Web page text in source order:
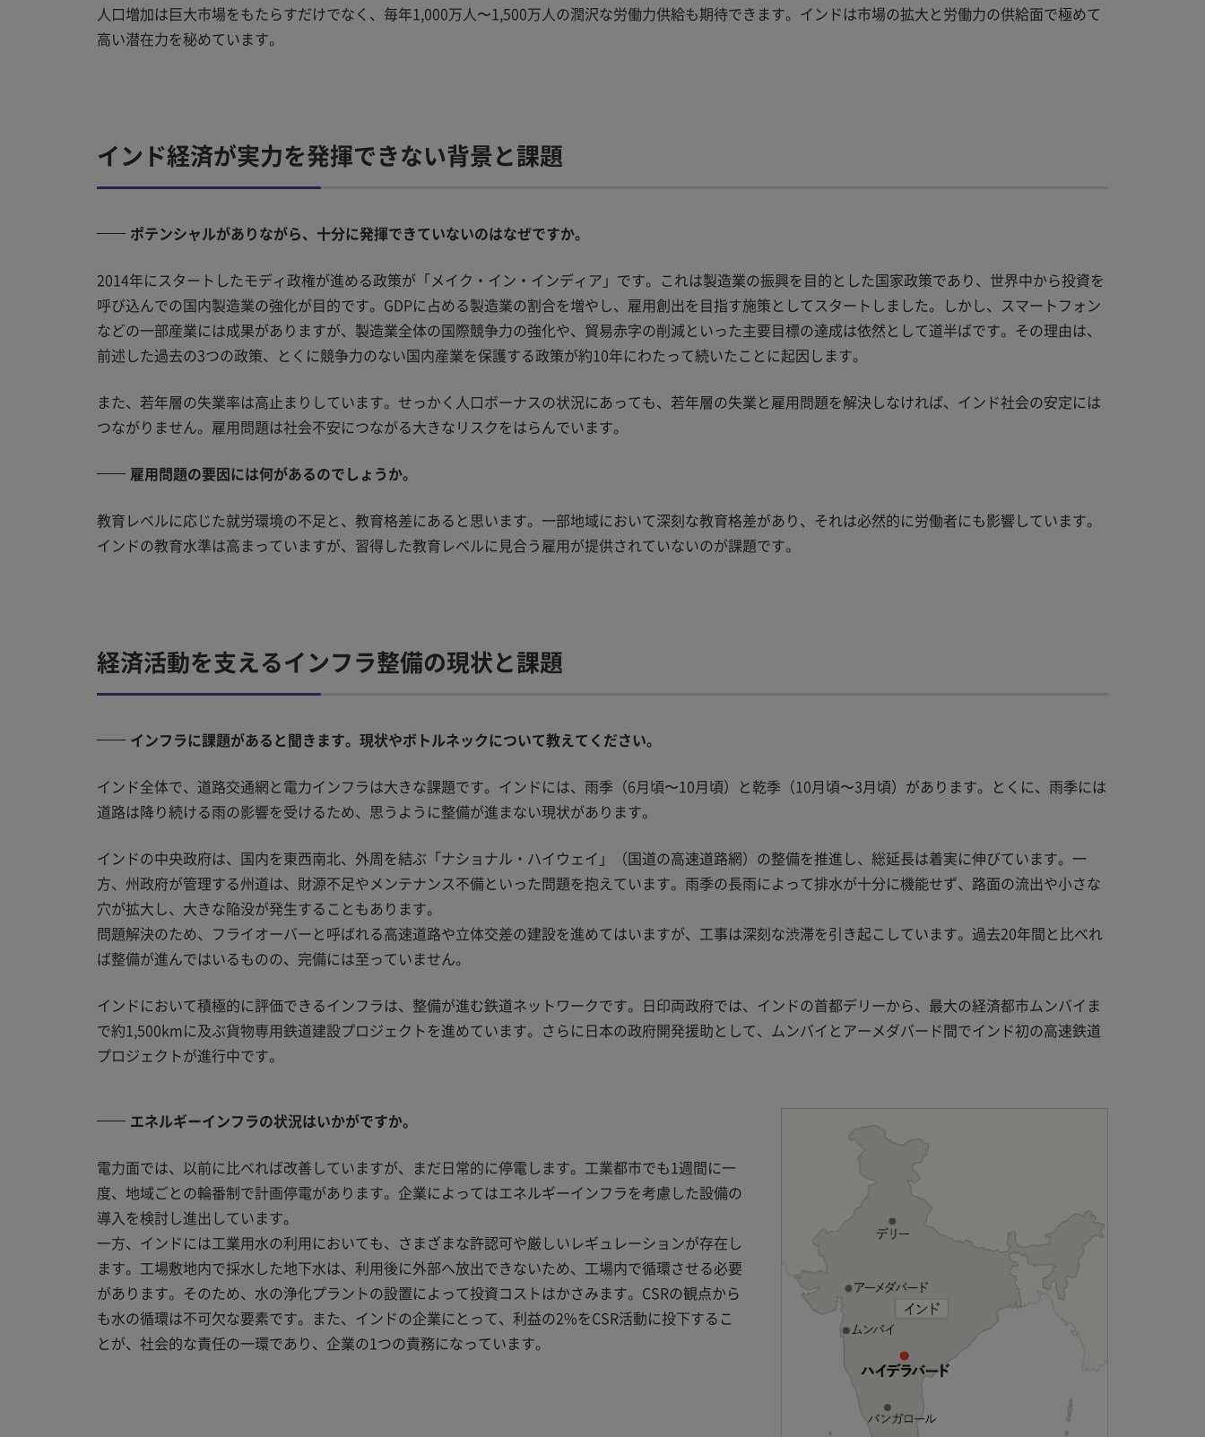
人口増加は巨大市場をもたらすだけでなく、毎年1,000万人〜1,500万人の潤沢な労働力供給も期待できます。インドは市場の拡大と労働力の供給面で極めて
高い潜在力を秘めています。
インド経済が実力を発揮できない背景と課題
ポテンシャルがありながら、十分に発揮できていないのはなぜですか。
2014年にスタートしたモディ政権が進める政策が「メイク・イン・インディア」です。これは製造業の振興を目的とした国家政策であり、世界中から投資を
呼び込んでの国内製造業の強化が目的です。GDPに占める製造業の割合を増やし、雇用創出を目指す施策としてスタートしました。しかし、スマートフォン
などの一部産業には成果がありますが、製造業全体の国際競争力の強化や、貿易赤字の削減といった主要目標の達成は依然として道半ばです。その理由は、
前述した過去の3つの政策、とくに競争力のない国内産業を保護する政策が約10年にわたって続いたことに起因します。
また、若年層の失業率は高止まりしています。せっかく人口ボーナスの状況にあっても、若年層の失業と雇用問題を解決しなければ、インド社会の安定には
つながりません。雇用問題は社会不安につながる大きなリスクをはらんでいます。
雇用問題の要因には何があるのでしょうか。
教育レベルに応じた就労環境の不足と、教育格差にあると思います。一部地域において深刻な教育格差があり、それは必然的に労働者にも影響しています。
インドの教育水準は高まっていますが、習得した教育レベルに見合う雇用が提供されていないのが課題です。
経済活動を支えるインフラ整備の現状と課題
インフラに課題があると聞きます。現状やボトルネックについて教えてください。
インド全体で、道路交通網と電力インフラは大きな課題です。インドには、雨季（6月頃〜10月頃）と乾季（10月頃〜3月頃）があります。とくに、雨季には
道路は降り続ける雨の影響を受けるため、思うように整備が進まない現状があります。
インドの中央政府は、国内を東西南北、外周を結ぶ「ナショナル・ハイウェイ」（国道の高速道路網）の整備を推進し、総延長は着実に伸びています。一
方、州政府が管理する州道は、財源不足やメンテナンス不備といった問題を抱えています。雨季の長雨によって排水が十分に機能せず、路面の流出や小さな
穴が拡大し、大きな陥没が発生することもあります。
問題解決のため、フライオーバーと呼ばれる高速道路や立体交差の建設を進めてはいますが、工事は深刻な渋滞を引き起こしています。過去20年間と比べれ
ば整備が進んではいるものの、完備には至っていません。
インドにおいて積極的に評価できるインフラは、整備が進む鉄道ネットワークです。日印両政府では、インドの首都デリーから、最大の経済都市ムンバイま
で約1,500kmに及ぶ貨物専用鉄道建設プロジェクトを進めています。さらに日本の政府開発援助として、ムンバイとアーメダバード間でインド初の高速鉄道
プロジェクトが進行中です。
エネルギーインフラの状況はいかがですか。
電力面では、以前に比べれば改善していますが、まだ日常的に停電します。工業都市でも1週間に一
度、地域ごとの輪番制で計画停電があります。企業によってはエネルギーインフラを考慮した設備の
導入を検討し進出しています。
一方、インドには工業用水の利用においても、さまざまな許認可や厳しいレギュレーションが存在し
ます。工場敷地内で採水した地下水は、利用後に外部へ放出できないため、工場内で循環させる必要
があります。そのため、水の浄化プラントの設置によって投資コストはかさみます。CSRの観点から
も水の循環は不可欠な要素です。また、インドの企業にとって、利益の2%をCSR活動に投下するこ
とが、社会的な責任の一環であり、企業の1つの責務になっています。